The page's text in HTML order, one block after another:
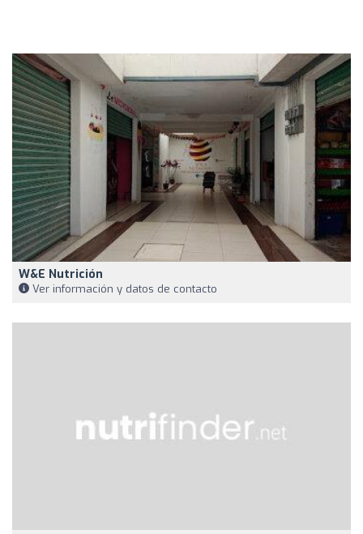
W&E Nutrición
Ver información y datos de contacto